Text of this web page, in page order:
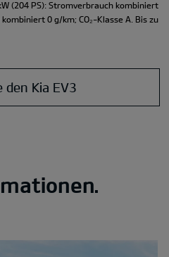
(204 PS): Stromverbrauch kombiniert
0 g/km; CO₂-Klasse A. Bis zu
den Kia EV3